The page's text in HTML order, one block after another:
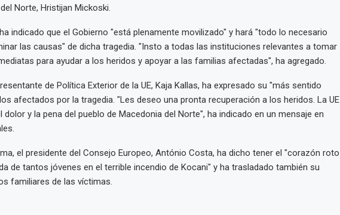
Norte, Hristijan Mickoski.
indicado que el Gobierno "está plenamente movilizado" y hará "todo lo necesario
las causas" de dicha tragedia. "Insto a todas las instituciones relevantes a tomar
para ayudar a los heridos y apoyar a las familias afectadas", ha agregado.
de Política Exterior de la UE, Kaja Kallas, ha expresado su "más sentido
afectados por la tragedia. "Les deseo una pronta recuperación a los heridos. La UE
dolor y la pena del pueblo de Macedonia del Norte", ha indicado en un mensaje en
el presidente del Consejo Europeo, António Costa, ha dicho tener el "corazón roto
de tantos jóvenes en el terrible incendio de Kocani" y ha trasladado también su
familiares de las víctimas.